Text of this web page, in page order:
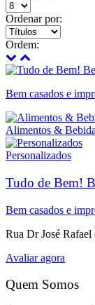
Ordenar por:
Ordem:
Bem casados e
Alimentos &
Personalizados
Tudo de Bem!
Bem casados e
Rua Dr José
Avaliar agora
Quem Somos